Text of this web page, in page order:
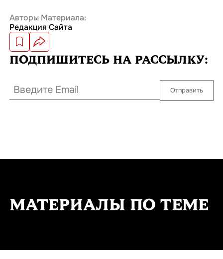
Авторы Материала:
Редакция Сайта
ПОДПИШИТЕСЬ НА РАССЫЛКУ:
Отправить
МАТЕРИАЛЫ ПО ТЕМЕ